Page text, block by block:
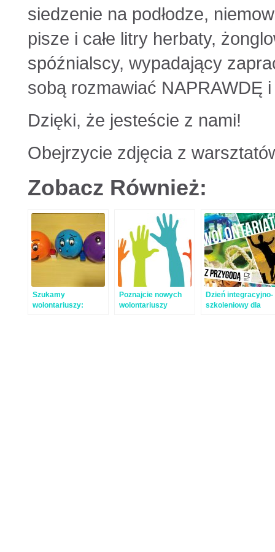
siedzenie na podłodze,
pisze i całe litry herbaty,
spóźnialscy, wypadający
sobą rozmawiać NAPRAWDĘ
Dzięki, że jesteście z nami!
Obejrzycie zdjęcia z
Zobacz Również:
Szukamy
wolontariuszy:
Poznajcie nowych
wolontariuszy
Dzień integracyjno-
szkoleniowy dla